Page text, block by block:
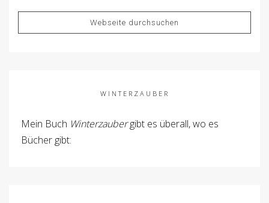
WINTERZAUBER
Mein Buch Winterzaubergibt es überall, wo es
Bücher gibt: